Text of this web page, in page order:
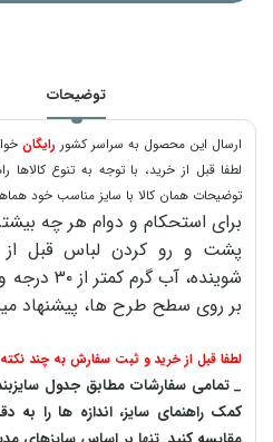
توضیحات
ارسال این محصول به سراسر کشور رایگان
لطفا قبل از خرید، با توجه به تنوع
توضیحات همان کالا با سایز مناسب خود
برای استحکام و دوام هر چه
پشت و رو کردن لباس قبل از
شوینده،
بر روی سطح طرح ها، پیشنهاد
لطفا قبل از خرید و ثبت سفارش به چند
_ تمامی سفارشات مطابق جدول
کمک راهنمای سایز، اندازه ها را